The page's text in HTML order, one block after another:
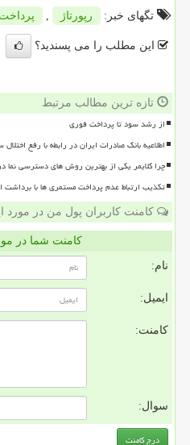
تگهای خبر:
رپورتاژ , پرداخت
این مطلب را می پسندید؟
تازه ترین مطالب مرتبط
از رشد سود تا پرداخت فوری
اطلاعیه بانک صادرات ایران در رابطه با رفع
چرا کلایمر یکی از بهترین روش های دسترسی نما
تکذیب ارتباط عدم پرداخت مستمری ها با برداشت
کامنت کاربران پول من در مورد
کامنت شما در
نام:
ایمیل:
کامنت:
سوال: